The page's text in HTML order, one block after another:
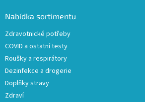
Nabídka sortimentu
Zdravotnické potřeby
COVID a ostatní testy
Roušky a respirátory
Dezinfekce a drogerie
Doplňky stravy
Zdraví